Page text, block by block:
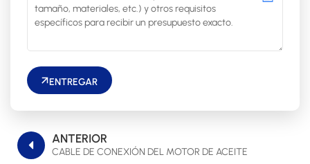
ENTREGAR
ANTERIOR
CABLE DE CONEXIÓN DEL MOTOR DE ACEITE